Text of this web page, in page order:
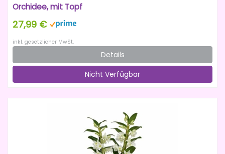
Orchidee, mit Topf
27,99 €
inkl. gesetzlicher MwSt.
Details
Nicht Verfügbar